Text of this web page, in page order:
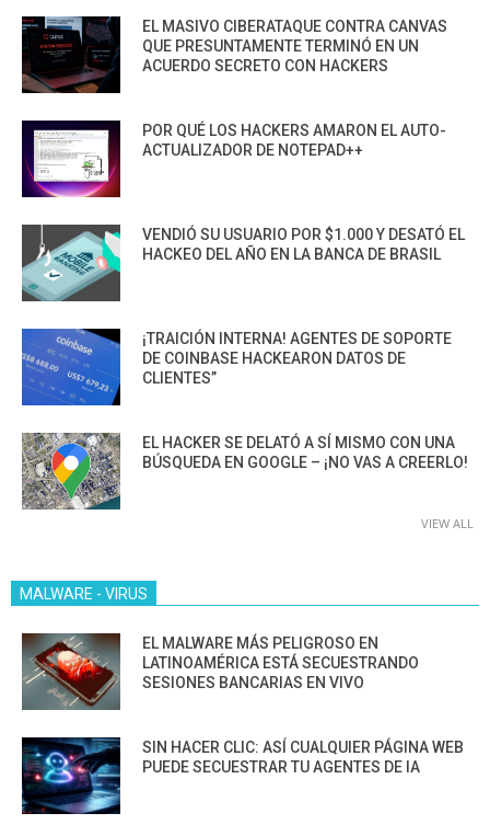
EL MASIVO CIBERATAQUE CONTRA CANVAS
QUE PRESUNTAMENTE TERMINÓ EN UN
ACUERDO SECRETO CON HACKERS
POR QUÉ LOS HACKERS AMARON EL AUTO-
ACTUALIZADOR DE NOTEPAD++
VENDIÓ SU USUARIO POR $1.000 Y DESATÓ EL
HACKEO DEL AÑO EN LA BANCA DE BRASIL
¡TRAICIÓN INTERNA! AGENTES DE SOPORTE
DE COINBASE HACKEARON DATOS DE
CLIENTES”
EL HACKER SE DELATÓ A SÍ MISMO CON UNA
BÚSQUEDA EN GOOGLE – ¡NO VAS A CREERLO!
VIEW ALL
MALWARE - VIRUS
EL MALWARE MÁS PELIGROSO EN
LATINOAMÉRICA ESTÁ SECUESTRANDO
SESIONES BANCARIAS EN VIVO
SIN HACER CLIC: ASÍ CUALQUIER PÁGINA WEB
PUEDE SECUESTRAR TU AGENTES DE IA